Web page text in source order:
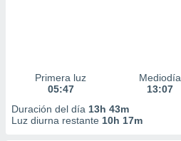
Primera luz
05:47
Mediodía
13:07
Duración del día 13h 43m
Luz diurna restante 10h 17m